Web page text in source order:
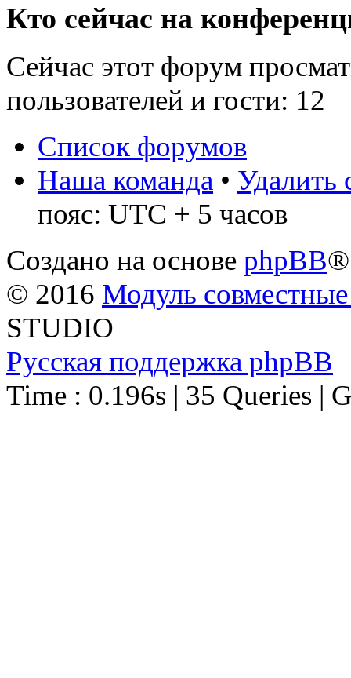
Кто сейчас на
Сейчас этот форум
пользователей и гости: 12
Список форумов
Наша команда • Удалить
пояс: UTC + 5 часов
Создано на основе phpBB®
© 2016 Модуль
STUDIO
Русская поддержка phpBB
Time : 0.196s | 35 Queries |